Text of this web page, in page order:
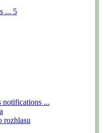
... 5
notifications ...
rozhlasu